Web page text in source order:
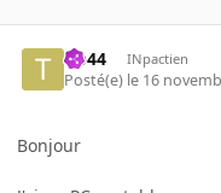
tib44 INpactien
Posté(e) le 16
Bonjour